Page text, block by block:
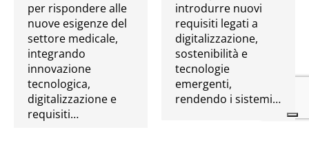
per rispondere alle
nuove esigenze del
settore medicale,
integrando
innovazione
tecnologica,
digitalizzazione e
requisiti…
introdurre nuovi
requisiti legati a
digitalizzazione,
sostenibilità e
tecnologie
emergenti,
rendendo i sistemi…